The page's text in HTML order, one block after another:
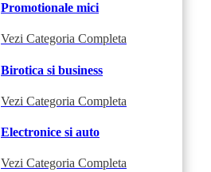
Promotionale mici
Vezi Categoria Completa
Birotica si business
Vezi Categoria Completa
Electronice si auto
Vezi Categoria Completa